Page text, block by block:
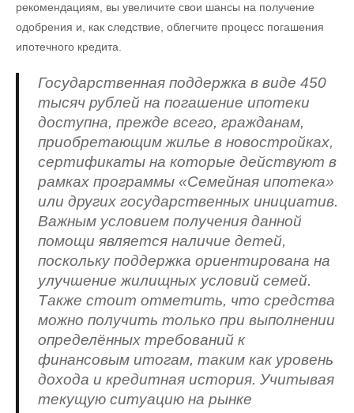
рекомендациям, вы увеличите свои шансы на получение
одобрения и, как следствие, облегчите процесс погашения
ипотечного кредита.
Государственная поддержка в виде 450
тысяч рублей на погашение ипотеки
доступна, прежде всего, гражданам,
приобретающим жилье в новостройках,
сертификаты на которые действуют в
рамках программы «Семейная ипотека»
или других государственных инициатив.
Важным условием получения данной
помощи является наличие детей,
поскольку поддержка ориентирована на
улучшение жилищных условий семей.
Также стоит отметить, что средства
можно получить только при выполнении
определённых требований к
финансовым итогам, таким как уровень
дохода и кредитная история. Учитывая
текущую ситуацию на рынке